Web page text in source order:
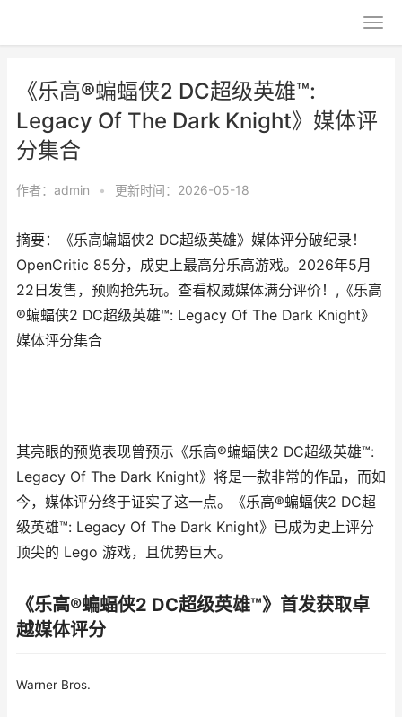
《乐高®蝙蝠侠2 DC超级英雄™:
Legacy Of The Dark Knight》媒体评
分集合
作者： admin • 更新时间：2026-05-18
摘要：《乐高蝙蝠侠2 DC超级英雄》媒体评分破纪录！
OpenCritic 85分，成史上最高分乐高游戏。2026年5月
22日发售，预购抢先玩。查看权威媒体满分评价！,《乐高
®蝙蝠侠2 DC超级英雄™: Legacy Of The Dark Knight》
媒体评分集合
其亮眼的预览表现曾预示《乐高®蝙蝠侠2 DC超级英雄™:
Legacy Of The Dark Knight》将是一款非常的作品，而如
今，媒体评分终于证实了这一点。《乐高®蝙蝠侠2 DC超
级英雄™: Legacy Of The Dark Knight》已成为史上评分
顶尖的 Lego 游戏，且优势巨大。
《乐高®蝙蝠侠2 DC超级英雄™》首发获取卓
越媒体评分
Warner Bros.